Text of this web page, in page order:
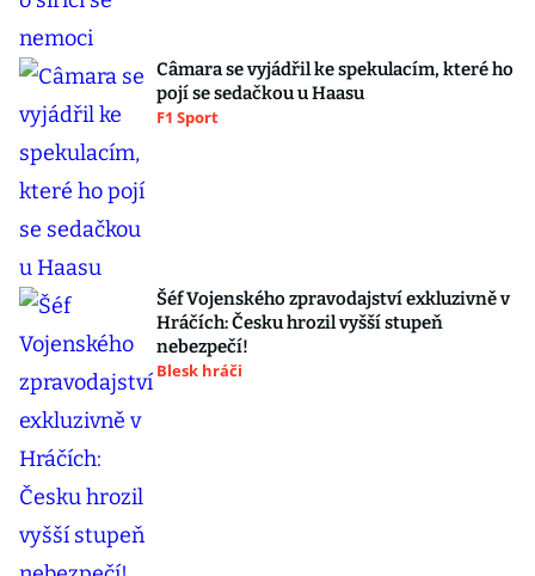
Câmara se vyjádřil ke spekulacím, které ho
pojí se sedačkou u Haasu
F1 Sport
Šéf Vojenského zpravodajství exkluzivně v
Hráčích: Česku hrozil vyšší stupeň
nebezpečí!
Blesk hráči